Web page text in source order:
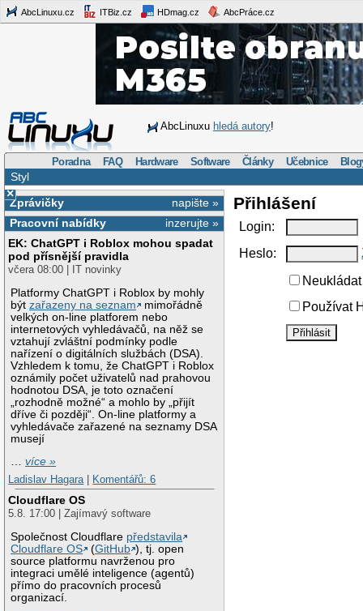
AbcLinuxu.cz ITBiz.cz HDmag.cz AbcPráce.cz
AbcLinuxu hledá autory!
Poradna FAQ Hardware Software Články Učebnice
Styl
×
napište »
Zprávičky
inzerujte »
Pracovní nabídky
EK: ChatGPT i Roblox mohou spadat
pod přísnější pravidla
včera 08:00 | IT novinky
Platformy ChatGPT i Roblox by mohly
býtzařazeny na seznam
mimořádně
velkých on-line platforem nebo
internetových vyhledávačů, na něž se
vztahují zvláštní podmínky podle
nařízení o digitálních službách (DSA).
Vzhledem k tomu, že ChatGPT i Roblox
oznámily počet uživatelů nad prahovou
hodnotou DSA, je toto označení
„rozhodně možné“ a mohlo by „přijít
dříve či později“. On-line platformy a
vyhledávače zařazené na seznamy DSA
musejí
…více »
Ladislav Hagara
Komentářů: 6
Cloudflare OS
5.8. 17:00 | Zajímavý software
Společnost Cloudflare představila
Cloudflare OS
(GitHub ), tj. open
source platformu navrženou pro
integraci umělé inteligence (agentů)
přímo do pracovních procesů
organizací.
Přihlášení
Login:
Heslo:
Používat